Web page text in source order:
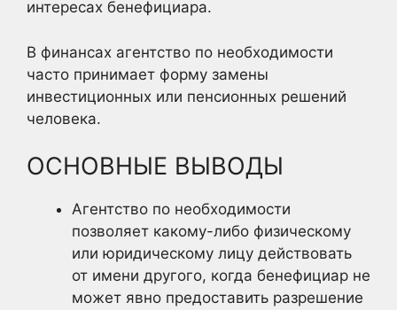
интересах бенефициара.
В финансах агентство по необходимости
часто принимает форму замены
инвестиционных или пенсионных решений
человека.
ОСНОВНЫЕ ВЫВОДЫ
Агентство по необходимости
позволяет какому-либо физическому
или юридическому лицу действовать
от имени другого, когда бенефициар не
может явно предоставить разрешение